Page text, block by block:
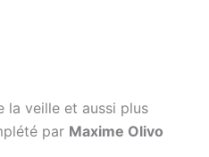
la veille et aussi plus
par Maxime Olivo